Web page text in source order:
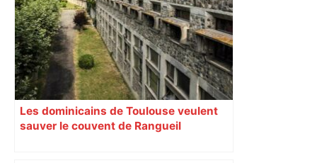
Les dominicains de Toulouse veulent
sauver le couvent de Rangueil